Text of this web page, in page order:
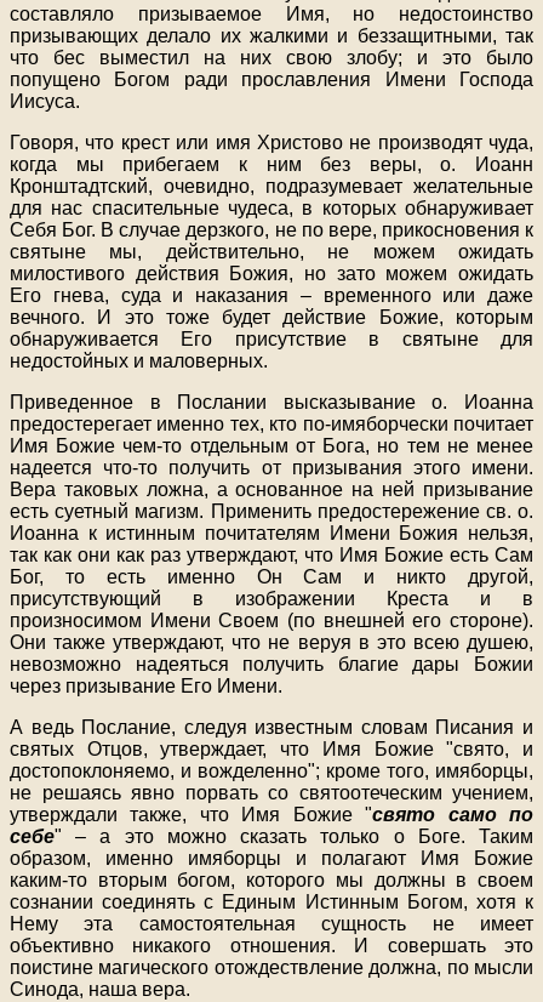
составляло призываемое Имя, но недостоинство
призывающих делало их жалкими и беззащитными, так
что бес выместил на них свою злобу; и это было
попущено Богом ради прославления Имени Господа
Иисуса.
Говоря, что крест или имя Христово не производят чуда,
когда мы прибегаем к ним без веры, о. Иоанн
Кронштадтский, очевидно, подразумевает желательные
для нас спасительные чудеса, в которых обнаруживает
Себя Бог. В случае дерзкого, не по вере, прикосновения к
святыне мы, действительно, не можем ожидать
милостивого действия Божия, но зато можем ожидать
Его гнева, суда и наказания – временного или даже
вечного. И это тоже будет действие Божие, которым
обнаруживается Его присутствие в святыне для
недостойных и маловерных.
Приведенное в Послании высказывание о. Иоанна
предостерегает именно тех, кто по-имяборчески почитает
Имя Божие чем-то отдельным от Бога, но тем не менее
надеется что-то получить от призывания этого имени.
Вера таковых ложна, а основанное на ней призывание
есть суетный магизм. Применить предостережение св. о.
Иоанна к истинным почитателям Имени Божия нельзя,
так как они как раз утверждают, что Имя Божие есть Сам
Бог, то есть именно Он Сам и никто другой,
присутствующий в изображении Креста и в
произносимом Имени Своем (по внешней его стороне).
Они также утверждают, что не веруя в это всею душею,
невозможно надеяться получить благие дары Божии
через призывание Его Имени.
А ведь Послание, следуя известным словам Писания и
святых Отцов, утверждает, что Имя Божие "свято, и
достопоклоняемо, и вожделенно"; кроме того, имяборцы,
не решаясь явно порвать со святоотеческим учением,
утверждали также, что Имя Божие "свято само по
себе" – а это можно сказать только о Боге. Таким
образом, именно имяборцы и полагают Имя Божие
каким-то вторым богом, которого мы должны в своем
сознании соединять с Единым Истинным Богом, хотя к
Нему эта самостоятельная сущность не имеет
объективно никакого отношения. И совершать это
поистине магического отождествление должна, по мысли
Синода, наша вера.